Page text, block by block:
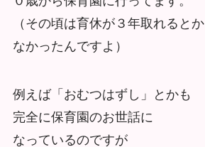
（その頃は育休が３年取れるとか
なかったんですよ）
例えば「おむつはずし」とかも
完全に保育園のお世話に
なっているのですが